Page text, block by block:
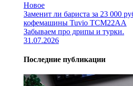
Новое
Заменит ли бариста за 23 000
кофемашины Tuvio TCM22AA
Забываем про дрипы и турки.
31.07.2026
Последние публикации